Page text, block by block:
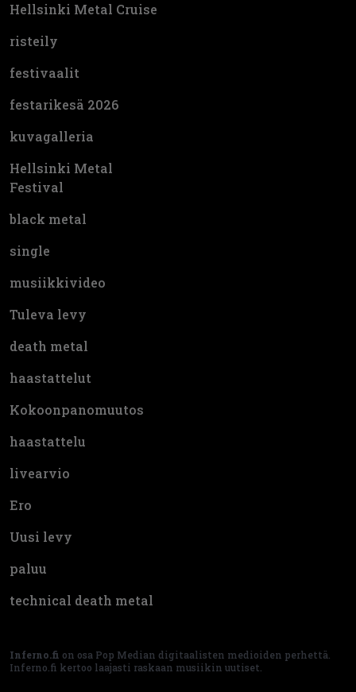
Hellsinki Metal Cruise
risteily
festivaalit
festarikesä 2026
kuvagalleria
Hellsinki Metal
Festival
black metal
single
musiikkivideo
Tuleva levy
death metal
haastattelut
Kokoonpanomuutos
haastattelu
livearvio
Ero
Uusi levy
paluu
technical death metal
Inferno.fi on osa Pop Median digitaalisten medioiden perhettä.
Inferno.fi kertoo laajasti raskaan musiikin uutiset.